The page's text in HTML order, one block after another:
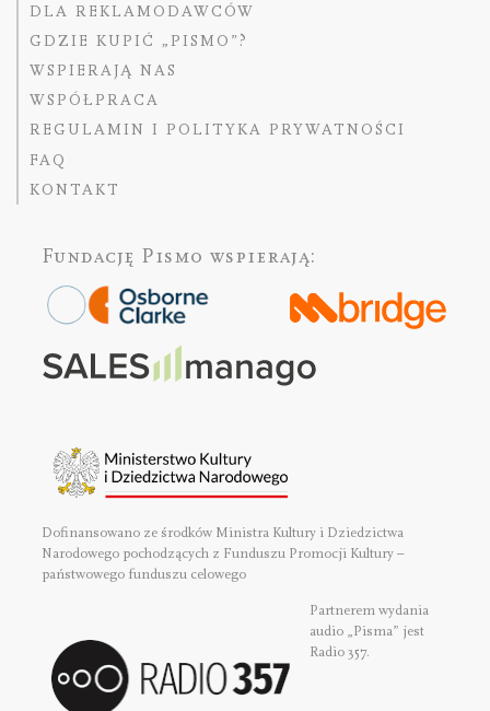
DLA REKLAMODAWCÓW
GDZIE KUPIĆ „PISMO”?
WSPIERAJĄ NAS
WSPÓŁPRACA
REGULAMIN I POLITYKA PRYWATNOŚCI
FAQ
KONTAKT
Fundację Pismo wspierają:
Dofinansowano ze środków Ministra Kultury i Dziedzictwa
Narodowego pochodzących z Funduszu Promocji Kultury –
państwowego funduszu celowego
Partnerem wydania
audio „Pisma” jest
Radio 357.